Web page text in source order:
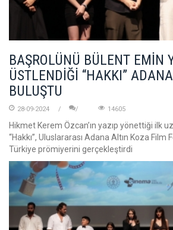
BAŞROLÜNÜ BÜLENT EMİN
ÜSTLENDİĞİ “HAKKI”
BULUŞTU
28-09-2024 14605
Hikmet Kerem Özcan’ın yazıp yönettiği ilk
“Hakkı”, Uluslararası Adana Altın Koza Film
Türkiye prömiyerini gerçekleştirdi